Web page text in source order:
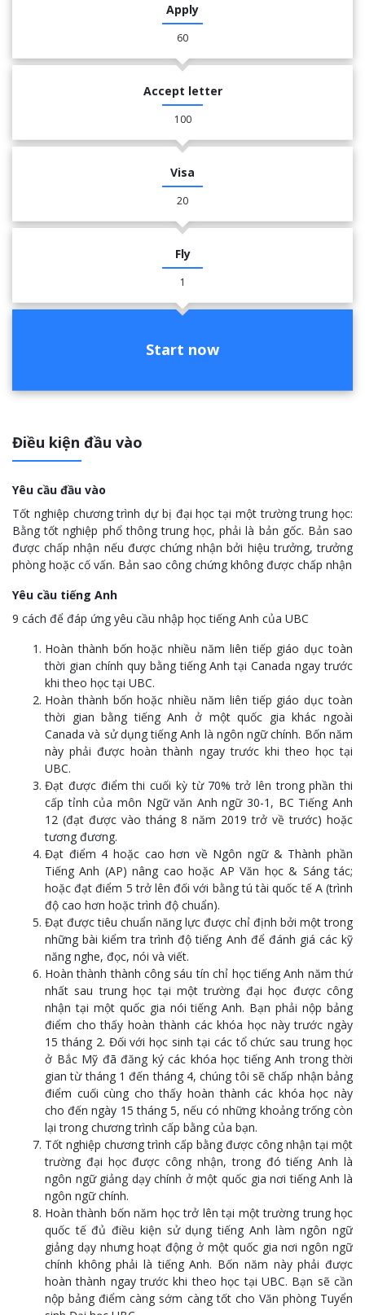
Apply
60
Accept letter
100
Visa
20
Fly
1
Start now
Điều kiện đầu vào
Yêu cầu đầu vào
Tốt nghiệp chương trình dự bị đại học tại một trường trung học:
Bằng tốt nghiệp phổ thông trung học, phải là bản gốc. Bản sao
được chấp nhận nếu được chứng nhận bởi hiệu trưởng, trưởng
phòng hoặc cố vấn. Bản sao công chứng không được chấp nhận
Yêu cầu tiếng Anh
9 cách để đáp ứng yêu cầu nhập học tiếng Anh của UBC
Hoàn thành bốn hoặc nhiều năm liên tiếp giáo dục toàn
thời gian chính quy bằng tiếng Anh tại Canada ngay trước
khi theo học tại UBC.
Hoàn thành bốn hoặc nhiều năm liên tiếp giáo dục toàn
thời gian bằng tiếng Anh ở một quốc gia khác ngoài
Canada và sử dụng tiếng Anh là ngôn ngữ chính. Bốn năm
này phải được hoàn thành ngay trước khi theo học tại
UBC.
Đạt được điểm thi cuối kỳ từ 70% trở lên trong phần thi
cấp tỉnh của môn Ngữ văn Anh ngữ 30-1, BC Tiếng Anh
12 (đạt được vào tháng 8 năm 2019 trở về trước) hoặc
tương đương.
Đạt điểm 4 hoặc cao hơn về Ngôn ngữ & Thành phần
Tiếng Anh (AP) nâng cao hoặc AP Văn học & Sáng tác;
hoặc đạt điểm 5 trở lên đối với bằng tú tài quốc tế A (trình
độ cao hơn hoặc trình độ chuẩn).
Đạt được tiêu chuẩn năng lực được chỉ định bởi một trong
những bài kiểm tra trình độ tiếng Anh để đánh giá các kỹ
năng nghe, đọc, nói và viết.
Hoàn thành thành công sáu tín chỉ học tiếng Anh năm thứ
nhất sau trung học tại một trường đại học được công
nhận tại một quốc gia nói tiếng Anh. Bạn phải nộp bảng
điểm cho thấy hoàn thành các khóa học này trước ngày
15 tháng 2. Đối với học sinh tại các tổ chức sau trung học
ở Bắc Mỹ đã đăng ký các khóa học tiếng Anh trong thời
gian từ tháng 1 đến tháng 4, chúng tôi sẽ chấp nhận bảng
điểm cuối cùng cho thấy hoàn thành các khóa học này
cho đến ngày 15 tháng 5, nếu có những khoảng trống còn
lại trong chương trình cấp bằng của bạn.
Tốt nghiệp chương trình cấp bằng được công nhận tại một
trường đại học được công nhận, trong đó tiếng Anh là
ngôn ngữ giảng dạy chính ở một quốc gia nơi tiếng Anh là
ngôn ngữ chính.
Hoàn thành bốn năm học trở lên tại một trường trung học
quốc tế đủ điều kiện sử dụng tiếng Anh làm ngôn ngữ
giảng dạy nhưng hoạt động ở một quốc gia nơi ngôn ngữ
chính không phải là tiếng Anh. Bốn năm này phải được
hoàn thành ngay trước khi theo học tại UBC. Bạn sẽ cần
nộp bảng điểm càng sớm càng tốt cho Văn phòng Tuyển